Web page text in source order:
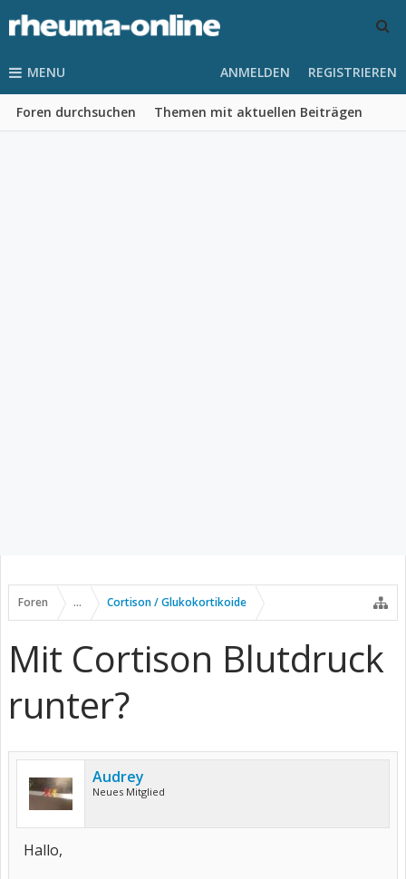
MENU
Foren durchsuchen Themen mit aktuellen Beiträgen
ANMELDEN REGISTRIEREN
Foren ... Cortison / Glukokortikoide
Mit Cortison Blutdruck
runter?
Audrey
Neues Mitglied
Hallo,